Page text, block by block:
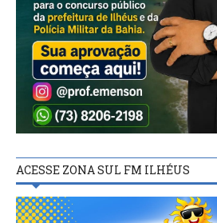
ACESSE ZONA SUL FM ILHÉUS